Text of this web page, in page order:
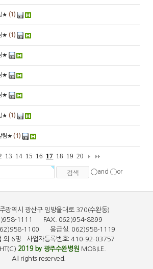
★ (1)
★ (1)
★
★
★
★ (1)
림★ (1)
13 14 15 16 17 18 19 20
and or
광역시 광산구 임방울대로 370(수완동)
1111 FAX. 062)954-8899
1100 응급실. 062)958-1119
외 6명 사업자등록번호: 410-92-03757
2019 by 광주수완병원 MOBILE.
All rights reserved.